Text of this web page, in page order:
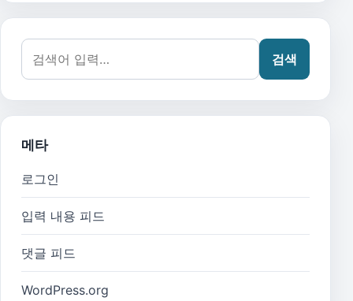
검색어:
검색
메타
로그인
입력 내용 피드
댓글 피드
WordPress.org